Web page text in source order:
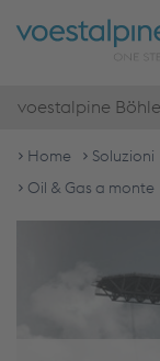
voestalpine
Home Soluzioni
Oil & Gas a monte